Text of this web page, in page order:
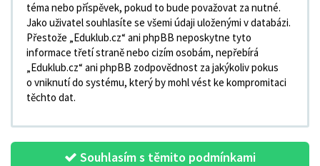
téma nebo příspěvek, pokud to bude považovat za nutné.
Jako uživatel souhlasíte se všemi údaji uloženými v databázi.
Přestože „Eduklub.cz“ ani phpBB neposkytne tyto
informace třetí straně nebo cizím osobám, nepřebírá
„Eduklub.cz“ ani phpBB zodpovědnost za jakýkoliv pokus
o vniknutí do systému, který by mohl vést ke kompromitaci
těchto dat.
Souhlasím s těmito podmínkami